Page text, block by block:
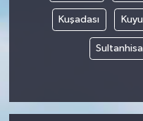
Kuşadası
Gökçebey
GÜNDEM